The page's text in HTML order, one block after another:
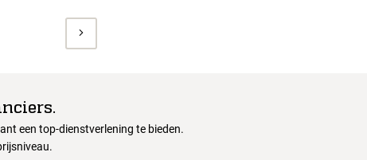
een top-dienstverlening te bieden.